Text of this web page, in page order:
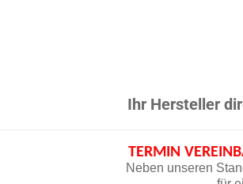
Ihr Hersteller
TERMIN
Neben unseren